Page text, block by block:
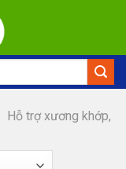
Hỗ trợ xương khớp,